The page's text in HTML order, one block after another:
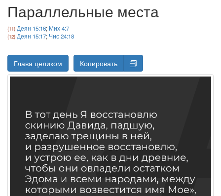
Параллельные места
Деян 15:16; Мих 4:7
Деян 15:17; Чис 24:18
Глава целиком Копировать